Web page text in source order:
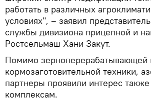
работать в различных
условиях", – заявил
службы дивизиона прицепной и
Ростсельмаш Хани Закут.
Помимо зерноперерабатывающей
кормозаготовительной техники,
партнеры проявили интерес
комплексам.